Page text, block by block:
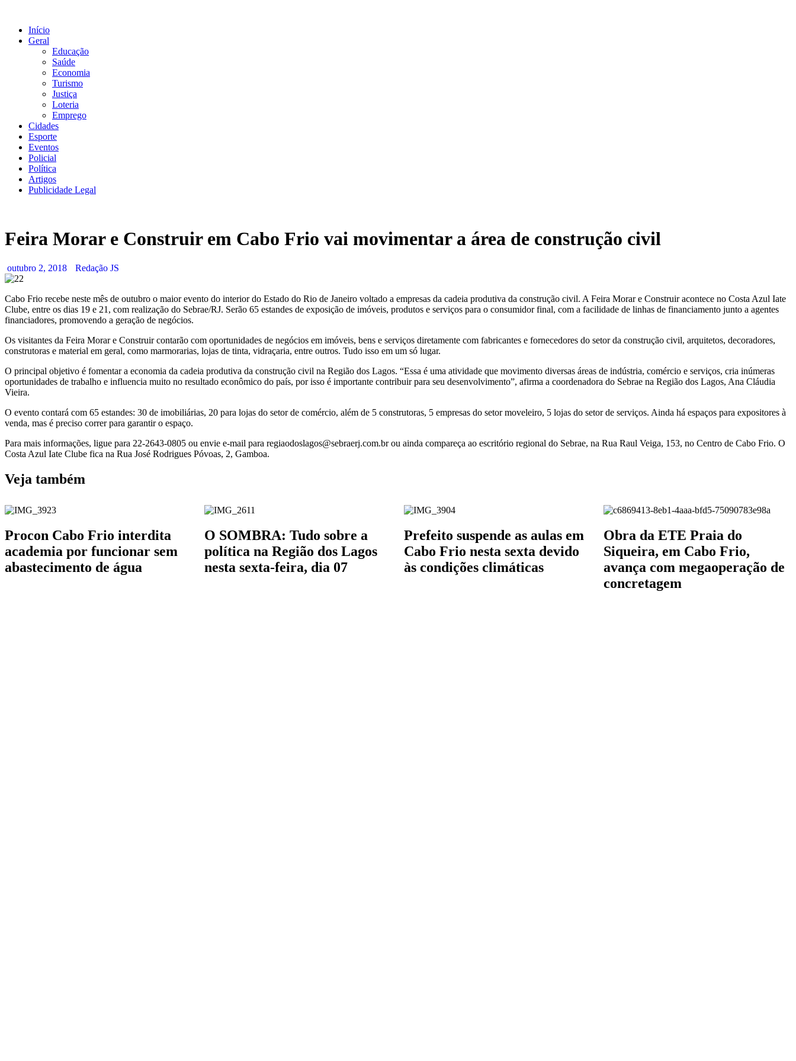
conteúdo
Início
Geral
Educação
Saúde
Economia
Turismo
Justiça
Loteria
Emprego
Cidades
Esporte
Eventos
Policial
Política
Artigos
Publicidade Legal
Feira Morar e Construir em Cabo Frio vai movimentar a área de construção civil
outubro 2, 2018 Redação JS
Cabo Frio recebe neste mês de outubro o maior evento do interior do Estado do Rio de Janeiro voltado a empresas da cadeia produtiva da construção civil. A Feira Morar e Construir acontece no Costa Azul Iate
Clube, entre os dias 19 e 21, com realização do Sebrae/RJ. Serão 65 estandes de exposição de imóveis, produtos e serviços para o consumidor final, com a facilidade de linhas de financiamento junto a agentes
financiadores, promovendo a geração de negócios.
Os visitantes da Feira Morar e Construir contarão com oportunidades de negócios em imóveis, bens e serviços diretamente com fabricantes e fornecedores do setor da construção civil, arquitetos, decoradores,
construtoras e material em geral, como marmorarias, lojas de tinta, vidraçaria, entre outros. Tudo isso em um só lugar.
O principal objetivo é fomentar a economia da cadeia produtiva da construção civil na Região dos Lagos. “Essa é uma atividade que movimento diversas áreas de indústria, comércio e serviços, cria inúmeras
oportunidades de trabalho e influencia muito no resultado econômico do país, por isso é importante contribuir para seu desenvolvimento”, afirma a coordenadora do Sebrae na Região dos Lagos, Ana Cláudia
Vieira.
O evento contará com 65 estandes: 30 de imobiliárias, 20 para lojas do setor de comércio, além de 5 construtoras, 5 empresas do setor moveleiro, 5 lojas do setor de serviços. Ainda há espaços para expositores à
venda, mas é preciso correr para garantir o espaço.
Para mais informações, ligue para 22-2643-0805 ou envie e-mail para regiaodoslagos@sebraerj.com.br ou ainda compareça ao escritório regional do Sebrae, na Rua Raul Veiga, 153, no Centro de Cabo Frio. O
Costa Azul Iate Clube fica na Rua José Rodrigues Póvoas, 2, Gamboa.
Veja também
Procon Cabo Frio interdita
academia por funcionar sem
abastecimento de água
O SOMBRA: Tudo sobre a
política na Região dos Lagos
nesta sexta-feira, dia 07
Prefeito suspende as aulas em
Cabo Frio nesta sexta devido
às condições climáticas
Obra da ETE Praia do
Siqueira, em Cabo Frio,
avança com megaoperação de
concretagem